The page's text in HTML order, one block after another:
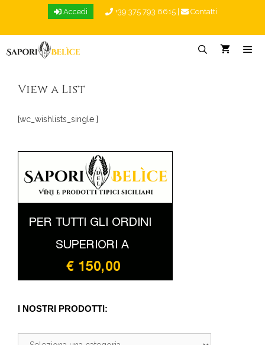
Accedi +39 375 793 6615 Contatti
View a List
[wc_wishlists_single ]
I NOSTRI PRODOTTI: